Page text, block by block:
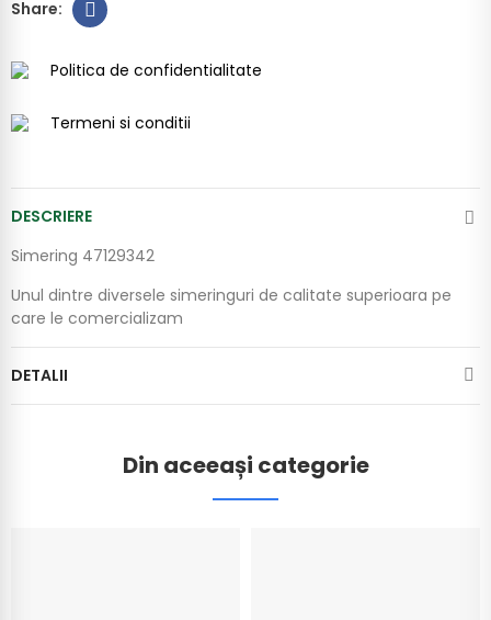
Politica de confidentialitate
Termeni si conditii
DESCRIERE
Simering 47129342
Unul dintre diversele simeringuri de calitate superioara pe
care le comercializam
DETALII
Din aceeași categorie